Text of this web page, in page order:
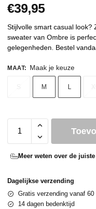
€39,95
Stijlvolle smart casual look?
sweater van Ombre is
gelegenheden. Bestel
MAAT: Maak je keuze
M L
Meer weten over de
Dagelijkse verzending
Gratis verzending vanaf 60
14 dagen bedenktijd